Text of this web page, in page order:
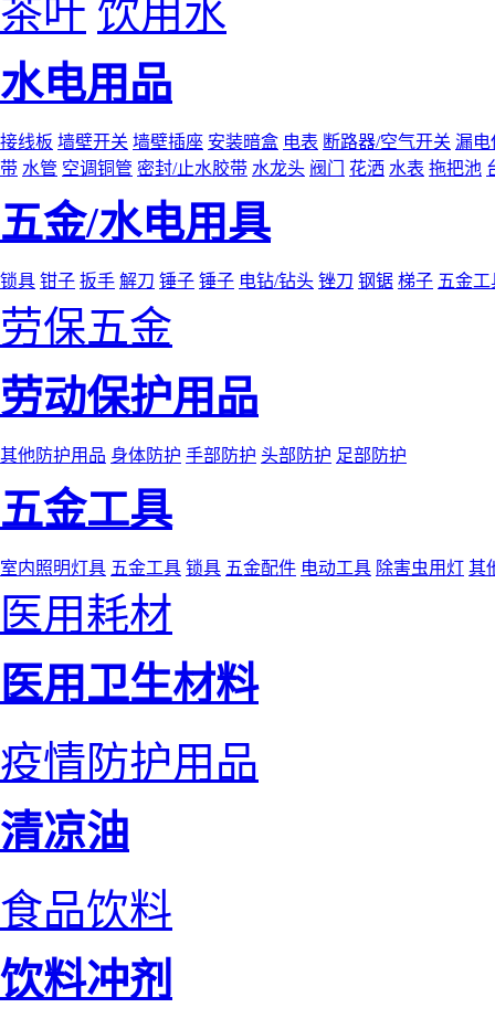
茶叶 饮用水
水电用品
接线板 墙壁开关 墙壁插座 安装暗盒 电表 断路器/空气开关 漏电
带 水管 空调铜管 密封/止水胶带 水龙头 阀门 花洒 水表 拖把池
五金/水电用具
锁具 钳子 扳手 解刀 锤子 锤子 电钻/钻头 锉刀 钢锯 梯子 五金
劳保五金
劳动保护用品
其他防护用品 身体防护 手部防护 头部防护 足部防护
五金工具
室内照明灯具 五金工具 锁具 五金配件 电动工具 除害虫用灯 其
医用耗材
医用卫生材料
疫情防护用品
清凉油
食品饮料
饮料冲剂